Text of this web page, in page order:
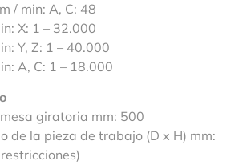
/ min: A, C: 48
X: 1 – 32.000
Y, Z: 1 – 40.000
A, C: 1 – 18.000
giratoria mm: 500
de la pieza de trabajo (D x H) mm: